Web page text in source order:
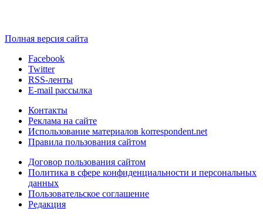
Полная версия сайта
Facebook
Twitter
RSS-ленты
E-mail рассылка
Контакты
Реклама на сайте
Использование материалов korrespondent.net
Правила пользования сайтом
Договор пользования сайтом
Политика в сфере конфиденциальности и персональных
данных
Пользовательское соглашение
Редакция